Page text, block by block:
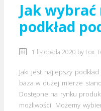
Jak
podkład
1 listopada 2020 by
Jaki jest najlepszy
baza w dużej mierze
Dostępne na rynku
możliwości. Możemy